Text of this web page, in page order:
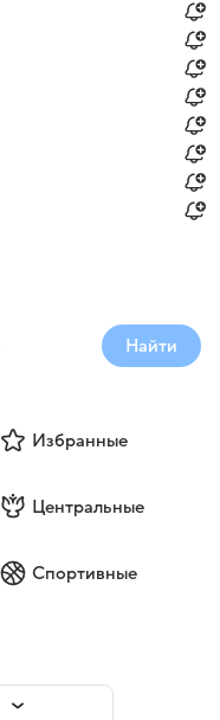
Найти
Избранные
Центральные
Спортивные